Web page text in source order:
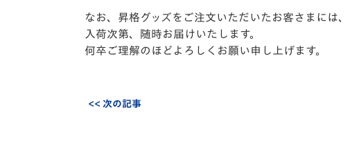
クラブハウス（練習
場）
平和祈念活動
なお、昇格グッズをご注文いただいたお客さまには、
入荷次第、随時お届けいたします。
何卒ご理解のほどよろしくお願い申し上げます。
<< 次の記事